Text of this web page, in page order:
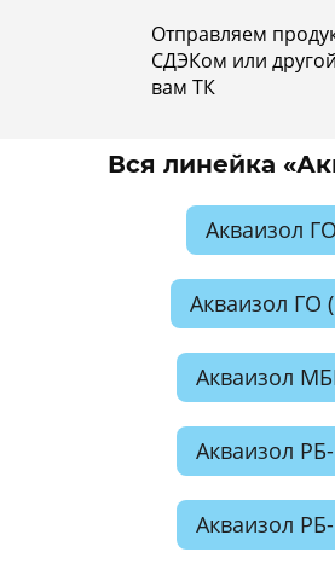
Отправляем
СДЭКом или
вам ТК
Вся линейка
Акваизол ГО
Акваизол ГО
Акваизол
Акваизол
Акваизол